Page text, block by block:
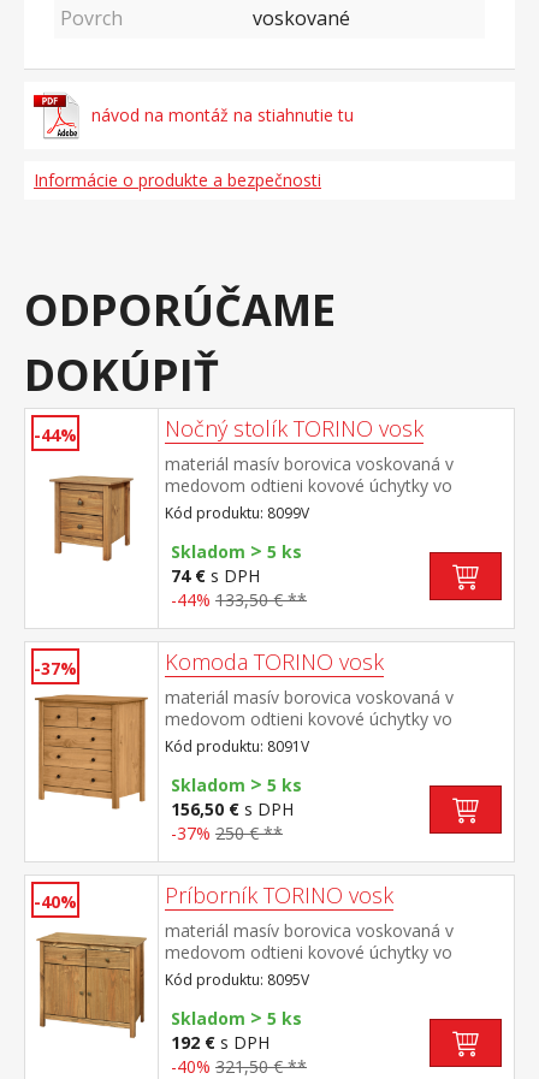
Povrch
voskované
návod na montáž na stiahnutie tu
Informácie o produkte a bezpečnosti
ODPORÚČAME
DOKÚPIŤ
-44% Nočný stolík TORINO vosk
materiál masív borovica voskovaná v
medovom odtieni kovové úchytky vo
farebnom prevedení černená mosadz 2
zásuvky s kovovými pojazdmi
Kód produktu: 8099V
Skladom > 5 ks
74 € s DPH
-44% 133,50 € **
-37% Komoda TORINO vosk
materiál masív borovica voskovaná v
medovom odtieni kovové úchytky vo
farebnom prevedení černená mosadz 2
menšie a 3 väčšie zásuvky s kovovými
pojazdmi
Kód produktu: 8091V
Skladom > 5 ks
156,50 € s DPH
-37% 250 € **
-40% Príborník TORINO vosk
materiál masív borovica voskovaná v
medovom odtieni kovové úchytky vo
farebnom prevedení černená mosadz 2
zásuvky s kovovými pojazdmi, 2 plné dvere,
1 polica vhodný doplnok nadstavec 8096V
Kód produktu: 8095V
Skladom > 5 ks
192 € s DPH
-40% 321,50 € **